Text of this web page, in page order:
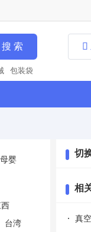
包装袋
工原料
泵
通用分析
接头

婴
台湾
切
相
真